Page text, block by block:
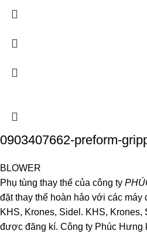
0903407662-preform-
BLOWER
Phụ tùng thay thế của công ty
đặt thay thế hoàn hảo với các máy
KHS, Krones, Sidel. KHS,
được đăng kí. Công ty Phúc Hưng